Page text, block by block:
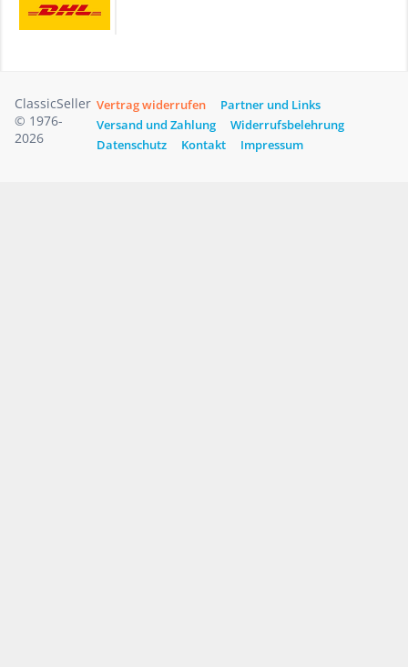
ClassicSeller
© 1976-
2026
Vertrag widerrufen
Partner und Links
Versand und Zahlung
Widerrufsbelehrung
Datenschutz
Kontakt Impressum